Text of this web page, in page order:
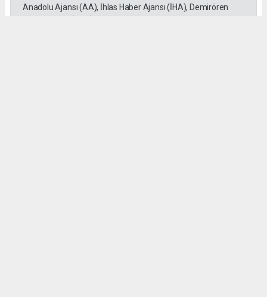
Anadolu Ajansı (AA), İhlas Haber Ajansı (İHA), Demirören